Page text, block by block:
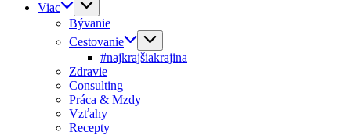
Viac
Bývanie
Cestovanie
#najkrajšiakrajina
Zdravie
Consulting
Práca & Mzdy
Vzťahy
Recepty